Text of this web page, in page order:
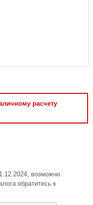
расчету
возможно
обратитесь к